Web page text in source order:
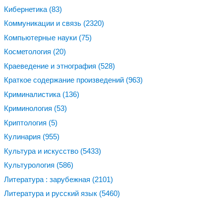
Кибернетика (83)
Коммуникации и связь (2320)
Компьютерные науки (75)
Косметология (20)
Краеведение и этнография (528)
Краткое содержание произведений (963)
Криминалистика (136)
Криминология (53)
Криптология (5)
Кулинария (955)
Культура и искусство (5433)
Культурология (586)
Литература : зарубежная (2101)
Литература и русский язык (5460)